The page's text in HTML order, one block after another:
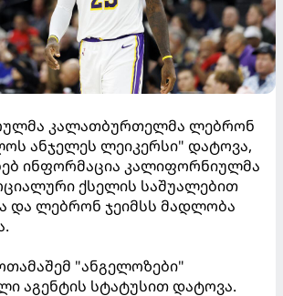
კალათბურთელმა ლებრონ
ანჯელეს ლეიკერსი" დატოვა,
ინფორმაცია კალიფორნიულმა
ქსელის საშუალებით
და ლებრონ ჯეიმსს მადლობა
"ანგელოზები"
აგენტის სტატუსით დატოვა.